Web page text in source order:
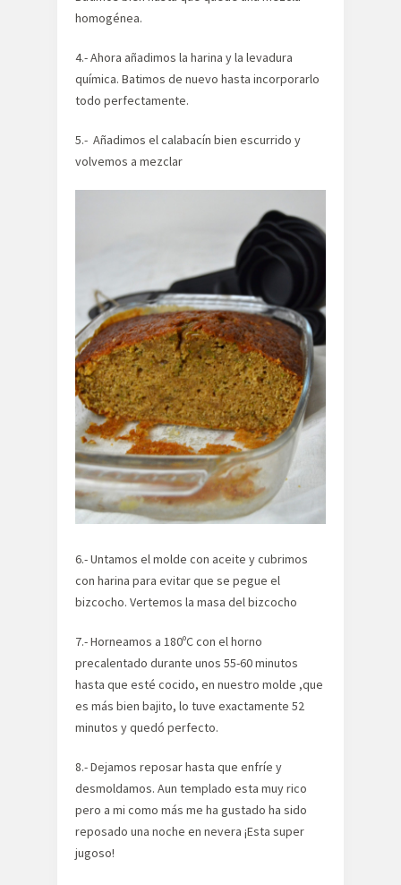
homogénea.
4.- Ahora añadimos la harina y la levadura
química. Batimos de nuevo hasta incorporarlo
todo perfectamente.
5.- Añadimos el calabacín bien escurrido y
volvemos a mezclar
6.- Untamos el molde con aceite y cubrimos
con harina para evitar que se pegue el
bizcocho. Vertemos la masa del bizcocho
7.- Horneamos a 180ºC con el horno
precalentado durante unos 55-60 minutos
hasta que esté cocido, en nuestro molde ,que
es más bien bajito, lo tuve exactamente 52
minutos y quedó perfecto.
8.- Dejamos reposar hasta que enfríe y
desmoldamos. Aun templado esta muy rico
pero a mi como más me ha gustado ha sido
reposado una noche en nevera ¡Esta super
jugoso!